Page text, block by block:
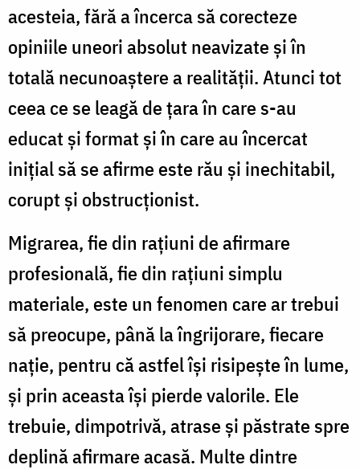
acesteia, fără a încerca să corecteze
opiniile uneori absolut neavizate şi în
totală necunoaştere a realităţii. Atunci tot
ceea ce se leagă de ţara în care s-au
educat şi format şi în care au încercat
iniţial să se afirme este rău şi inechitabil,
corupt şi obstrucţionist.
Migrarea, fie din raţiuni de afirmare
profesională, fie din raţiuni simplu
materiale, este un fenomen care ar trebui
să preocupe, până la îngrijorare, fiecare
naţie, pentru că astfel îşi risipeşte în lume,
şi prin aceasta îşi pierde valorile. Ele
trebuie, dimpotrivă, atrase şi păstrate spre
deplină afirmare acasă. Multe dintre